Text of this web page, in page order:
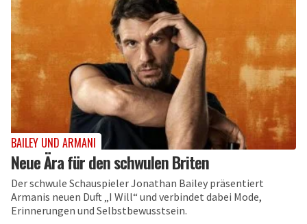
BAILEY UND ARMANI
Neue Ära für den schwulen Briten
Der schwule Schauspieler Jonathan Bailey präsentiert
Armanis neuen Duft „I Will“ und verbindet dabei Mode,
Erinnerungen und Selbstbewusstsein.